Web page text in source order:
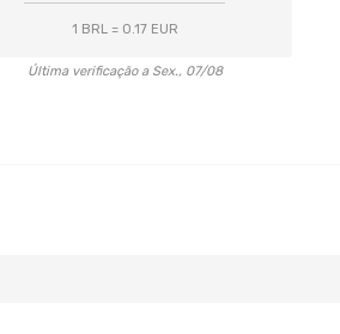
1 BRL = 0.17 EUR
Última verificação a Sex., 07/08